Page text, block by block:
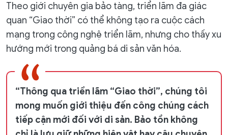
Theo giới chuyên gia bảo tàng, triển lãm đa giác
quan “Giao thời” có thể không tạo ra cuộc cách
mạng trong công nghệ triển lãm, nhưng cho thấy xu
hướng mới trong quảng bá di sản văn hóa.
“Thông qua triển lãm “Giao thời”, chúng tôi
mong muốn giới thiệu đến công chúng cách
tiếp cận mới đối với di sản. Bảo tồn không